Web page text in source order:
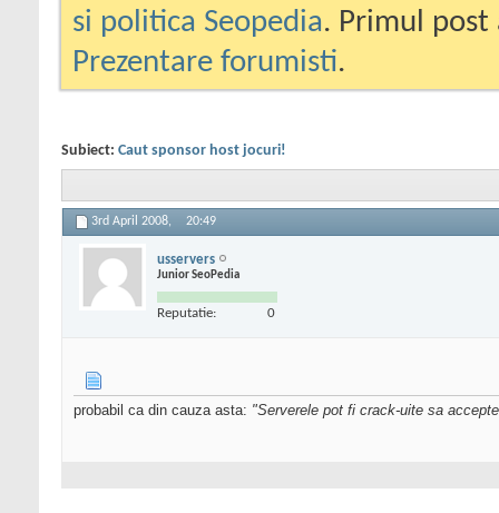
si politica Seopedia. Primul
Prezentare forumisti.
Subiect: Caut sponsor host jocuri!
3rd April 2008, 20:49
usservers
Junior SeoPedia
Reputatie: 0
probabil ca din cauza asta: "Serverele pot fi crack-uite sa